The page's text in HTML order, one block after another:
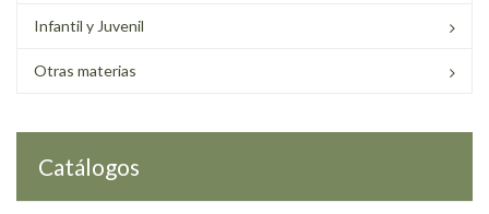
Infantil y Juvenil
Otras materias
Catálogos